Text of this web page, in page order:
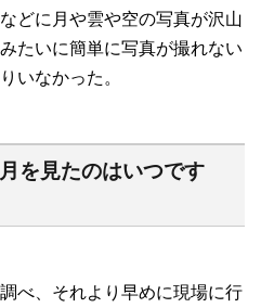
どに月や雲や空の写真が沢山
たいに簡単に写真が撮れない
いなかった。
を見たのはいつです
べ、それより早めに現場に行